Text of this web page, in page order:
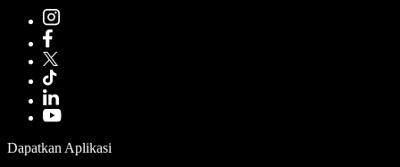
Dapatkan Aplikasi